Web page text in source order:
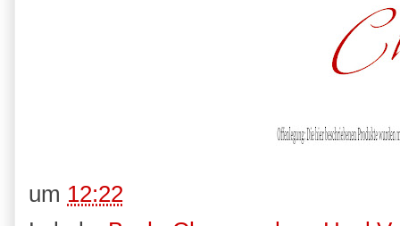
um 12:22